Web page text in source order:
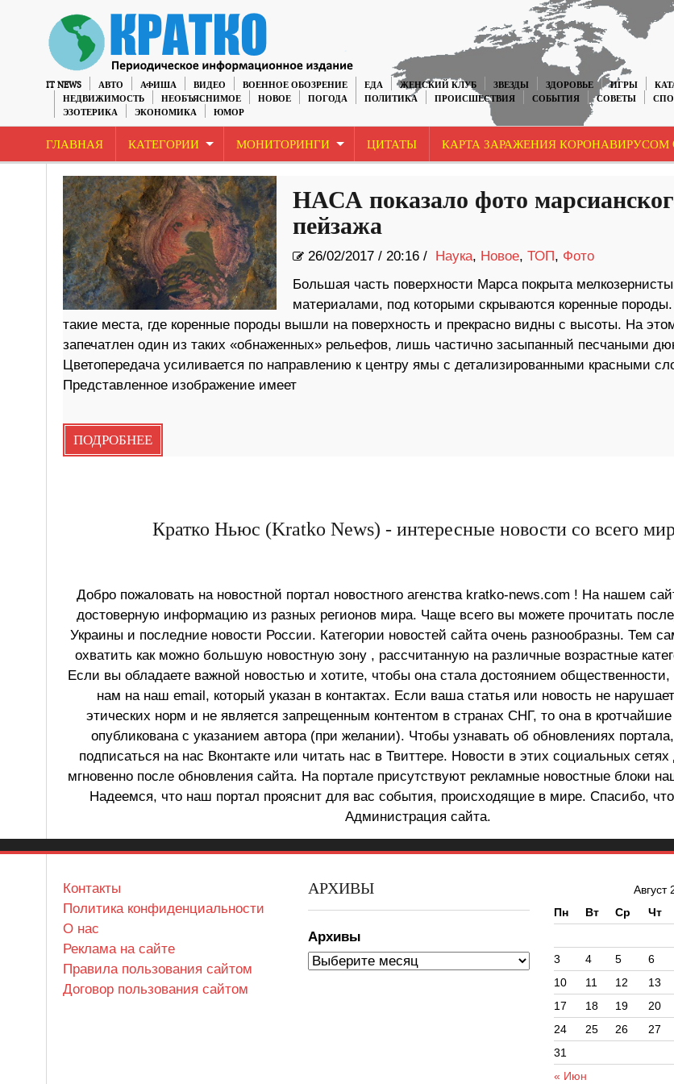
IT NEWS АВТО АФИША ВИДЕО ВОЕННОЕ ОБОЗРЕНИЕ ЕДА ЖЕНСКИЙ КЛУБ ЗВЕЗДЫ ЗДОРОВЬЕ ИГРЫ
НЕДВИЖИМОСТЬ
НЕОБЪЯСНИМОЕ НОВОЕ ПОГОДА ПОЛИТИКА ПРОИСШЕСТВИЯ СОБЫТИЯ СОВЕТЫ
ЭЗОТЕРИКА
ЭКОНОМИКА ЮМОР
ГЛАВНАЯ КАТЕГОРИИ МОНИТОРИНГИ ЦИТАТЫ КАРТА ЗАРАЖЕНИЯ КОРОНАВИРУСОМ
НАСА показало фото
пейзажа
26/02/2017/ 20:16 / Наука, Новое, ТОП, Фото
Большая часть поверхности Марса покрыта
материалами, под которыми скрываются коренные
такие места, где коренные породы вышли на поверхность и прекрасно видны с высоты. На
запечатлен один из таких «обнаженных» рельефов, лишь частично засыпанный песчаными
Цветопередача усиливается по направлению к центру ямы с детализированными красными
Представленное изображение имеет
ПОДРОБНЕЕ
Кратко Ньюс (Kratko News) - интересные новости со всего
Добро пожаловать на новостной портал новостного агенства kratko-news.com ! На нашем
достоверную информацию из разных регионов мира. Чаще всего вы можете прочитать
Украины и последние новости России. Категории новостей сайта очень разнообразны. Тем
охватить как можно большую новостную зону , рассчитанную на различные возрастные
Если вы обладаете важной новостью и хотите, чтобы она стала достоянием
нам на наш email, который указан в контактах. Если ваша статья или новость не
этических норм и не является запрещенным контентом в странах СНГ, то она в кротчайшие
опубликована с указанием автора (при желании). Чтобы узнавать об обновлениях
подписаться на нас Вконтакте или читать нас в Твиттере. Новости в этих социальных
мгновенно после обновления сайта. На портале присутствуют рекламные новостные блоки
Надеемся, что наш портал прояснит для вас события, происходящие в мире. Спасибо,
Администрация сайта.
Контакты
Политика конфиденциальности
О нас
Реклама на сайте
Правила пользования сайтом
Договор пользования сайтом
АРХИВЫ
Архивы
Август
Пн
Вт Ср Чт
« Июн
3
4 5 6
10
11 12 13
17
18 19 20
24
25 26 27
31